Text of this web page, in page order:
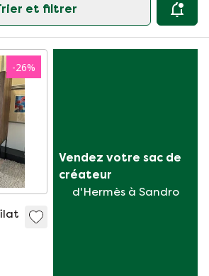
et filtrer
-26%
Vendez votre sac de
créateur
d'Hermès à Sandro